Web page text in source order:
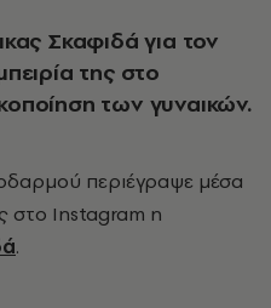
Σκαφιδά για τον
της στο
των γυναικών.
περιέγραψε μέσα
στο Instagram η
.